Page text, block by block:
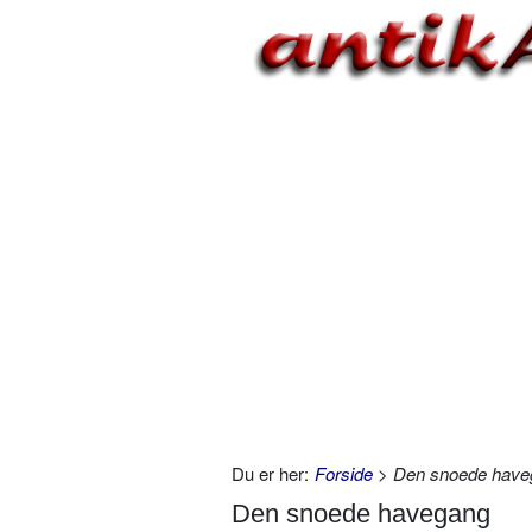
Du er her: Forside > Den snoede
Den snoede havegang